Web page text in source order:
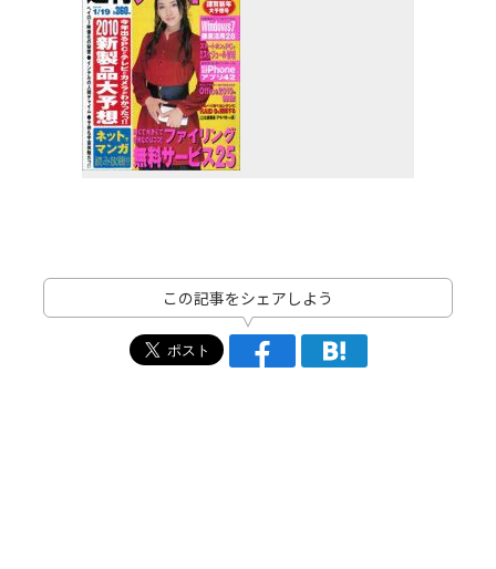
この記事をシェアしよう